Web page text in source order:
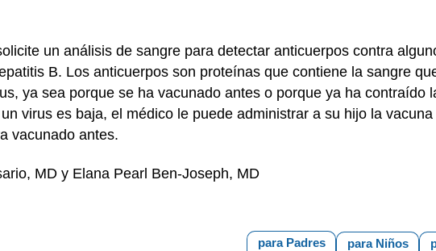
un análisis de sangre para detectar anticuerpos contra
B. Los anticuerpos son proteínas que contiene la sangre
ya sea porque se ha vacunado antes o porque ya ha contraído
virus es baja, el médico le puede administrar a su hijo la
vacunado antes.
MD y Elana Pearl Ben-Joseph, MD
para Niños
para Padres